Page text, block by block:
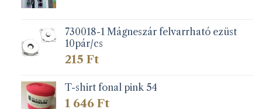
730018-1 Mágneszár felvarrható ezüst
10pár/cs
215 Ft
T-shirt fonal pink 54
1 646 Ft